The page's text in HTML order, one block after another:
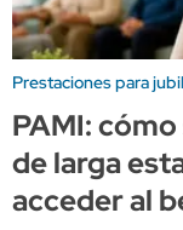
Prestaciones para
PAMI:
de larga
acceder al